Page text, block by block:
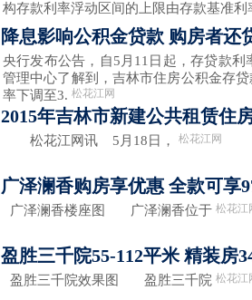
构存款利率浮动区间的上限由存款基准利
降息影响公积金贷款 购房者还
央行发布公告，自5月11日起，存贷款
管理中心了解到，吉林市住房公积金存
率下调至3. 松花江网
2015年吉林市新建公共租赁住
松花江网讯 5月18日， 松花江网
广泽澜香购房享优惠 全款可享
广泽澜香楼座图 广泽澜香位于 松花江
盈胜三千院55-112平米 精装房
盈胜三千院效果图 盈胜三千院 松花江